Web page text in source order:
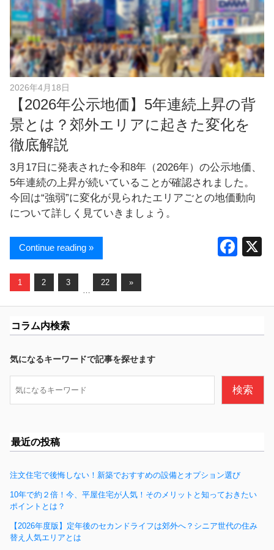
2026年4月18日
【2026年公示地価】5年連続上昇の背
景とは？郊外エリアに起きた変化を
徹底解説
3月17日に発表された令和8年（2026年）の公示地価、
5年連続の上昇が続いていることが確認されました。
今回は“強弱”に変化が見られたエリアごとの地価動向
について詳しく見ていきましょう。
F
e
k
Continue reading »
稿
ゲ
ー
ョ
1 2
3
…
22
次
の
記
»
コラム内検索
気になるキーワードで記事を探せます
索
検索
最近の投稿
注文住宅で後悔しない！新築でおすすめの設備とオプション選び
10年で約２倍！今、平屋住宅が人気！そのメリットと知っておきたい
ポイントとは？
【2026年度版】定年後のセカンドライフは郊外へ？シニア世代の住み
替え人気エリアとは